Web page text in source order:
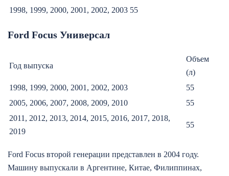
1998, 1999, 2000, 2001, 2002, 2003 55
Ford Focus Универсал
Год выпуска
Объем
(л)
1998, 1999, 2000, 2001, 2002, 2003
55
2005, 2006, 2007, 2008, 2009, 2010
55
2011, 2012, 2013, 2014, 2015, 2016, 2017, 2018,
2019
55
Ford Focus второй генерации представлен в 2004 году.
Машину выпускали в Аргентине, Китае, Филиппинах,